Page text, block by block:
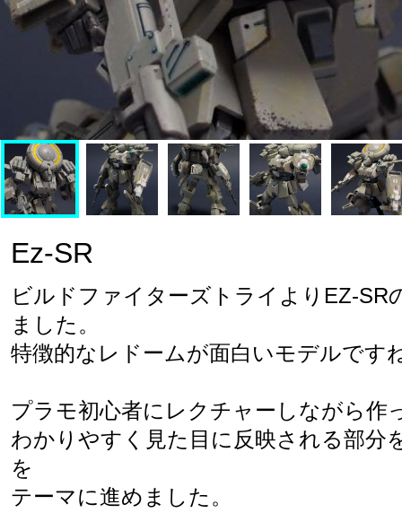
Ez-SR
ビルドファイターズトライよりEZ-SR
ました。
特徴的なレドームが面白いモデルです
プラモ初心者にレクチャーしながら作
わかりやすく見た目に反映される部分
を
テーマに進めました。